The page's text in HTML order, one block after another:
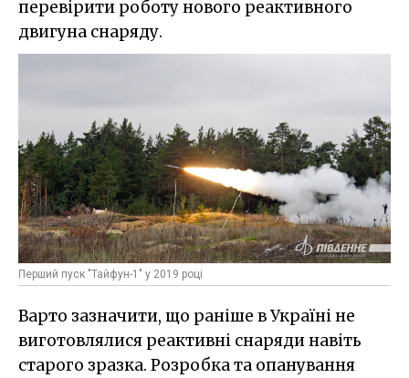
перевірити роботу нового реактивного
двигуна снаряду.
Перший пуск "Тайфун-1" у 2019 році
Варто зазначити, що раніше в Україні не
виготовлялися реактивні снаряди навіть
старого зразка. Розробка та опанування